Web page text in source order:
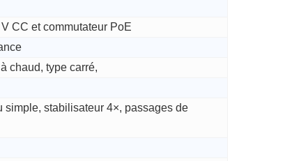
CC et commutateur PoE
chaud, type carré,
simple, stabilisateur 4×, passages de